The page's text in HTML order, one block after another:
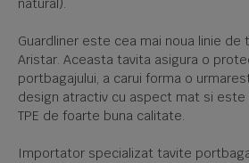
natural).
Guardliner este cea mai noua linie
Aristar. Aceasta tavita asigura o
portbagajului, a carui forma o
design atractiv cu aspect mat si este
TPE de foarte buna calitate.
Importator specializat tavite